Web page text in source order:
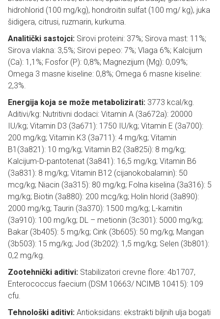
hidrohlorid (100 mg/kg), hondroitin sulfat (100 mg/ kg), juka
šidigera, citrusi, ruzmarin, kurkuma.
Analitički sastojci: Sirovi proteini: 37%; Sirova mast: 11%;
Sirova vlakna: 3,5%; Sirovi pepeo: 7%; Vlaga 6%; Kalcijum
(Ca): 1,1%; Fosfor (P): 0,8%; Magnezijum (Mg): 0,09%;
Omega 3 masne kiseline: 0,8%; Omega 6 masne kiseline:
2,3%.
Energija koja se može metabolizirati: 3773 kcal/kg.
Aditivi/kg: Nutritivni dodaci: Vitamin A (3a672a): 20000
IU/kg; Vitamin D3 (3a671): 1750 IU/kg; Vitamin E (3a700):
200 mg/kg; Vitamin K3 (3a711): 4 mg/kg; Vitamin
B1(3a821): 10 mg/kg; Vitamin B2 (3a825i): 8 mg/kg;
Kalcijum-D-pantotenat (3a841): 16,5 mg/kg; Vitamin B6
(3a831): 8 mg/kg; Vitamin B12 (cijanokobalamin): 50
mcg/kg; Niacin (3a315): 80 mg/kg; Folna kiselina (3a316): 5
mg/kg; Biotin (3a880): 200 mcg/kg; Holin hlorid (3a890):
2000 mg/kg; Taurin (3a370): 1500 mg/kg; L-karnitin
(3a910): 100 mg/kg; DL – metionin (3c301): 5000 mg/kg;
Bakar (3b405): 5 mg/kg; Cink (3b605): 50 mg/kg; Mangan
(3b503): 15 mg/kg; Jod (3b202): 1,5 mg/kg; Selen (3b801):
0,2 mg/kg.
Zootehnički aditivi: Stabilizatori crevne flore: 4b1707,
Enterococcus faecium (DSM 10663/ NCIMB 10415): 109
cfu.
Tehnološki aditivi: Antioksidans: ekstrakti biljnih ulja bogati